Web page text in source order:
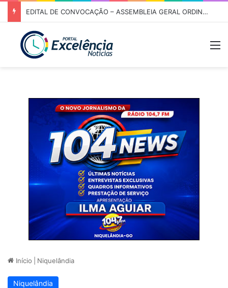
EDITAL DE CONVOCAÇÃO – ASSEMBLEIA GERAL ORDINÁRIA 01/2026 – ASSOCIAÇÃO DOS CORREDORES DE NIQUELÂNDIA (ACN)
Início Niquelândia
Niquelândia